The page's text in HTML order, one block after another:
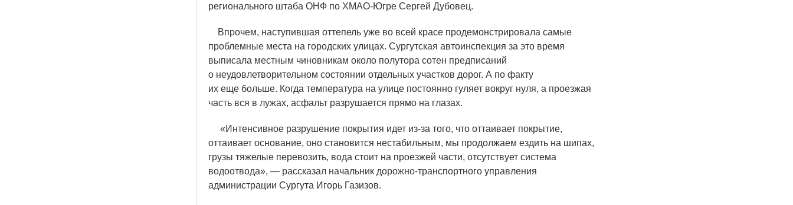
регионального штаба ОНФ по ХМАО-Югре Сергей Дубовец.
Впрочем, наступившая оттепель уже во всей красе продемонстрировала самые
проблемные места на городских улицах. Сургутская автоинспекция за это время
выписала местным чиновникам около полутора сотен предписаний
о неудовлетворительном состоянии отдельных участков дорог. А по факту
их еще больше. Когда температура на улице постоянно гуляет вокруг нуля, а проезжая
часть вся в лужах, асфальт разрушается прямо на глазах.
«Интенсивное разрушение покрытия идет из-за того, что оттаивает покрытие,
оттаивает основание, оно становится нестабильным, мы продолжаем ездить на шипах,
грузы тяжелые перевозить, вода стоит на проезжей части, отсутствует система
водоотвода», — рассказал начальник дорожно-транспортного управления
администрации Сургута Игорь Газизов.